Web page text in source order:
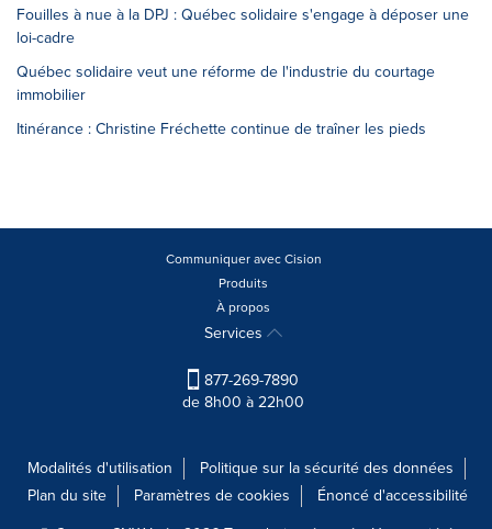
Fouilles à nue à la DPJ : Québec solidaire s'engage à déposer une
loi-cadre
Québec solidaire veut une réforme de l'industrie du courtage
immobilier
Itinérance : Christine Fréchette continue de traîner les pieds
Communiquer avec Cision
Produits
À propos
Services
877-269-7890
de 8h00 à 22h00
Modalités d'utilisation
Politique sur la sécurité des données
Plan du site
Paramètres de cookies
Énoncé d'accessibilité